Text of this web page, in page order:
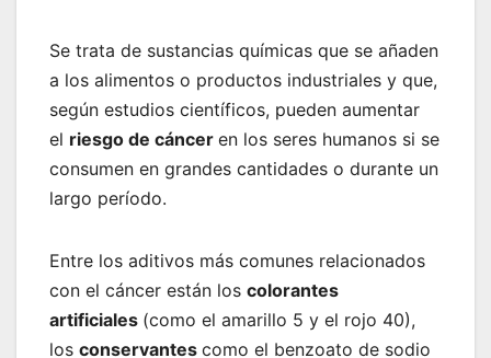
Se trata de sustancias químicas que se añaden
a los alimentos o productos industriales y que,
según estudios científicos, pueden aumentar
el riesgo de cáncer en los seres humanos si se
consumen en grandes cantidades o durante un
largo período.
Entre los aditivos más comunes relacionados
con el cáncer están los colorantes
artificiales (como el amarillo 5 y el rojo 40),
los conservantes como el benzoato de sodio